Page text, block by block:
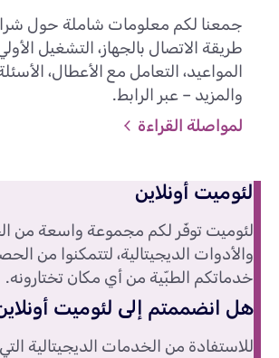
جمعنا لكم معلومات شاملة حول شراء
طريقة الاتصال بالجهاز، التشغيل
المواعيد، التعامل مع الأعطال،
والمزيد – عبر الرابط.
لمواصلة القراءة
لئوميت أونلاين
لئوميت توفّر لكم مجموعة واسعة من
والأدوات الديجيتالية، لتتمكنوا من
خدماتكم الطبّية من أي مكان تختارونه.
هل انضممتم إلى لئوميت
للاستفادة من الخدمات الديجيتالية